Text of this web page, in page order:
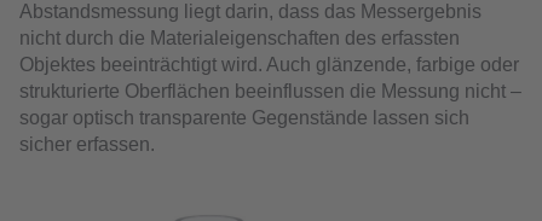
Abstandsmessung liegt darin, dass das Messergebnis
nicht durch die Materialeigenschaften des erfassten
Objektes beeinträchtigt wird. Auch glänzende, farbige oder
strukturierte Oberflächen beeinflussen die Messung nicht –
sogar optisch transparente Gegenstände lassen sich
sicher erfassen.